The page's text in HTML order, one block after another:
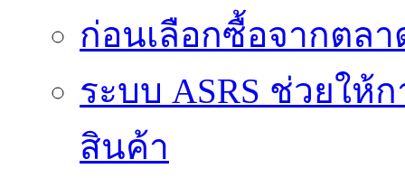
ก่อนเลือกซื้อจากตล
ระบบ ASRS ช่วยให้
สินค้า